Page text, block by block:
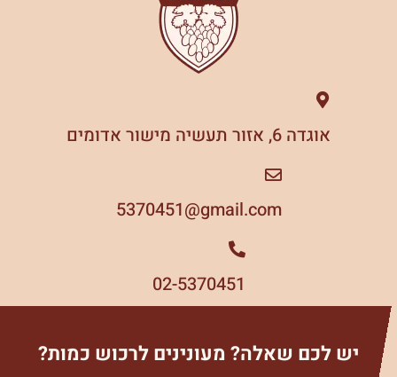
אוגדה 6, אזור תעשיה מישור אדומים
5370451 gmail.com@
02-5370451
יש לכם שאלה? מעונינים לרכוש כמות?